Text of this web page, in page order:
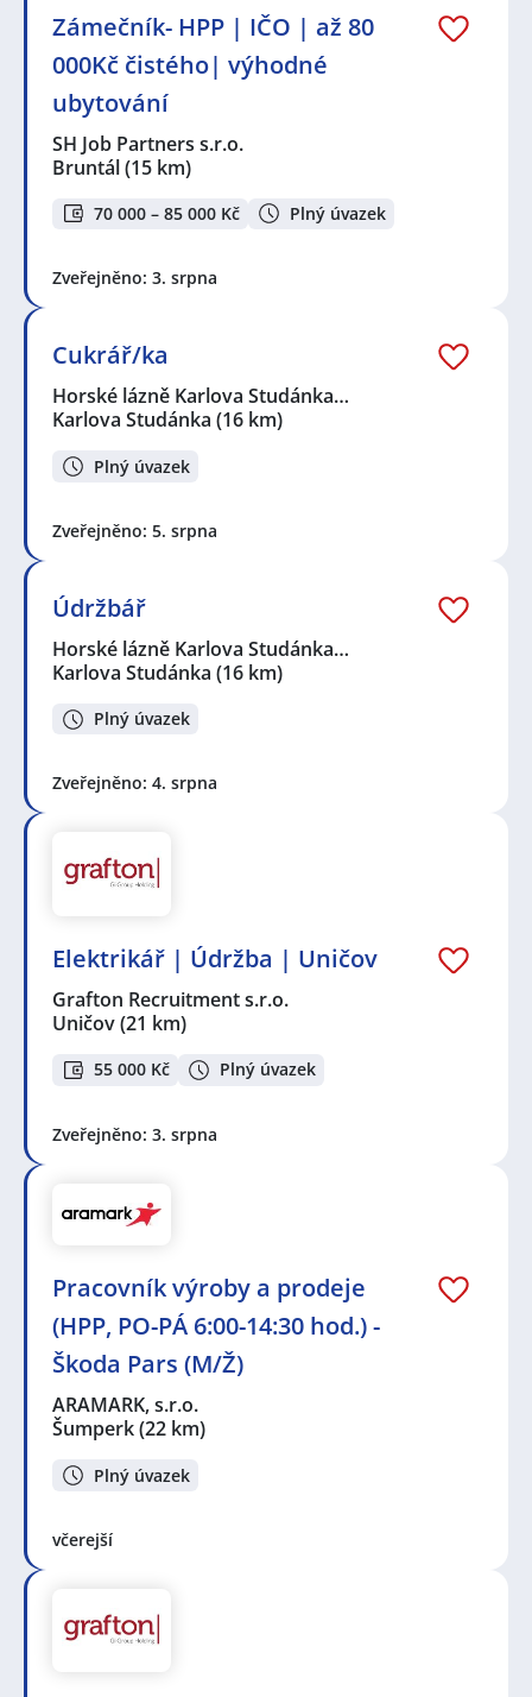
Zámečník- HPP | IČO | až 80
000Kč čistého| výhodné
ubytování
SH Job Partners s.r.o.
Bruntál(15 km)
70 000 – 85 000 Kč Plný úvazek
Zveřejněno: 3. srpna
Cukrář/ka
Horské lázně Karlova Studánka…
Karlova Studánka (16 km)
Plný úvazek
Zveřejněno: 5. srpna
Údržbář
Horské lázně Karlova Studánka…
Karlova Studánka (16 km)
Plný úvazek
Zveřejněno: 4. srpna
Elektrikář | Údržba | Uničov
Grafton Recruitment s.r.o.
Uničov(21 km)
55 000 Kč Plný úvazek
Zveřejněno: 3. srpna
Pracovník výroby a prodeje
(HPP, PO-PÁ 6:00-14:30 hod.) -
Škoda Pars (M/Ž)
ARAMARK, s.r.o.
Šumperk(22 km)
Plný úvazek
včerejší